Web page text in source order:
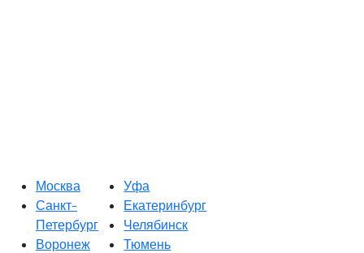
Москва
Санкт-
Петербург
Воронеж
Уфа
Екатеринбург
Челябинск
Тюмень